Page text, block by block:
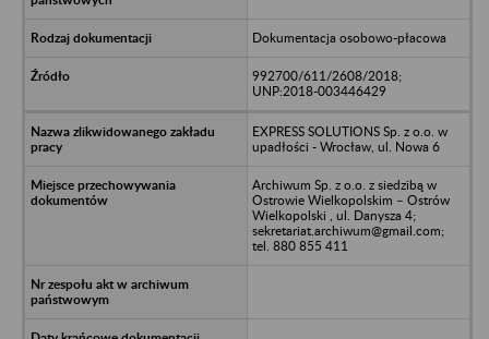
Dokumentacja osobowo-płacowa
992700/611/2608/2018;
UNP:2018-003446429
EXPRESS SOLUTIONS Sp. z o.o. w
upadłości - Wrocław, ul. Nowa 6
Archiwum Sp. z o.o. z siedzibą w
Ostrowie Wielkopolskim – Ostrów
Wielkopolski , ul. Danysza 4;
sekretariat.archiwum@gmail.com;
tel. 880 855 411